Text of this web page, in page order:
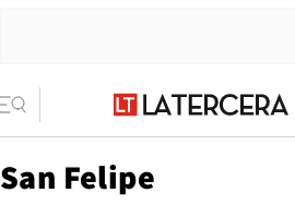
San Felipe